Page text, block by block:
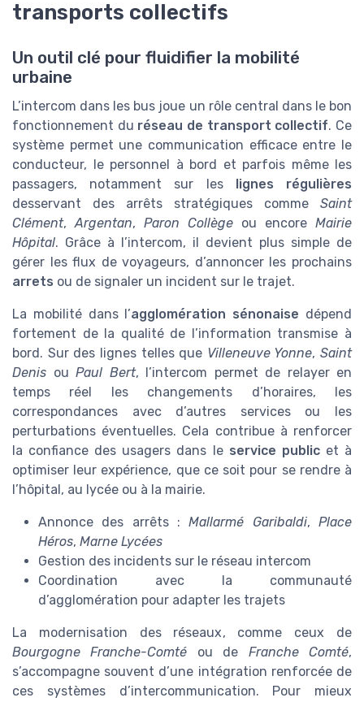
transports collectifs
Un outil clé pour fluidifier la mobilité
urbaine
L’intercom dans les bus joue un rôle central dans le bon
fonctionnement du réseau de transport collectif. Ce
système permet une communication efficace entre le
conducteur, le personnel à bord et parfois même les
passagers, notamment sur les lignes régulières
desservant des arrêts stratégiques comme Saint
Clément,Argentan, Paron Collège ou encore Mairie
Hôpital. Grâce à l’intercom, il devient plus simple de
gérer les flux de voyageurs, d’annoncer les prochains
arrets ou de signaler un incident sur le trajet.
La mobilité dans l’agglomération sénonaise dépend
fortement de la qualité de l’information transmise à
bord. Sur des lignes telles que Villeneuve Yonne, Saint
Denis ou Paul Bert, l’intercom permet de relayer en
temps réel les changements d’horaires, les
correspondances avec d’autres services ou les
perturbations éventuelles. Cela contribue à renforcer
la confiance des usagers dans le service publicet à
optimiser leur expérience, que ce soit pour se rendre à
l’hôpital, au lycée ou à la mairie.
Annonce des arrêts :Mallarmé Garibaldi,Place
Héros, Marne Lycées
Gestion des incidents sur le réseau intercom
Coordination avec la communauté
d’agglomération pour adapter les trajets
La modernisation des réseaux, comme ceux de
Bourgogne Franche-Comté ou de Franche Comté,
s’accompagne souvent d’une intégration renforcée de
ces systèmes d’intercommunication. Pour mieux